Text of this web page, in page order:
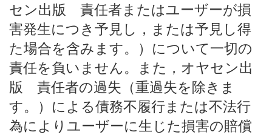
セン出版 責任者またはユーザーが損
害発生につき予見し，または予見し得
た場合を含みます。）について一切の
責任を負いません。また，オヤセン出
版 責任者の過失（重過失を除きま
す。）による債務不履行または不法行
為によりユーザーに生じた損害の賠償